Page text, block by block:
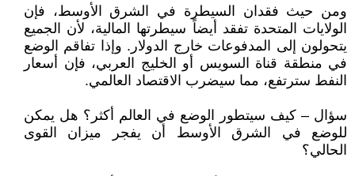
ومن حيث فقدان السيطرة في الشرق الأوسط، فإن
الولايات المتحدة تفقد أيضاً سيطرتها المالية، لأن الجميع
يتحولون إلى المدفوعات خارج الدولار. وإذا تفاقم الوضع
في منطقة قناة السويس أو الخليج العربي، فإن أسعار
النفط سترتفع، مما سيضرب الاقتصاد العالمي.
سؤال – كيف سيتطور الوضع في العالم أكثر؟ هل يمكن
للوضع في الشرق الأوسط أن يفجر ميزان القوى
الحالي؟